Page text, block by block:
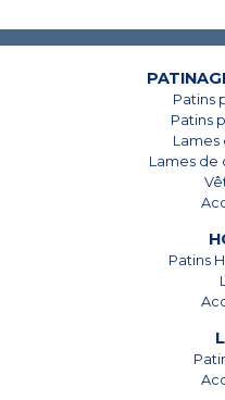
7825,
450
Patins
Patins
Lames
Lames de
Patins
7825,
450